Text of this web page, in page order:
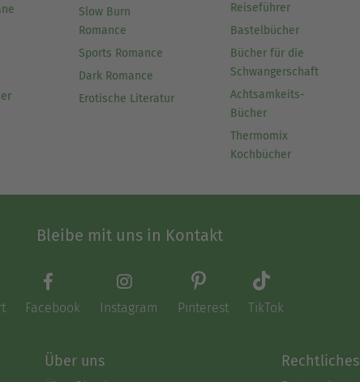
Slow Burn
Romance
Sports Romance
Dark Romance
Erotische Literatur
Reiseführer
Bastelbücher
Bücher für die
Schwangerschaft
Achtsamkeits-
Bücher
Thermomix
Kochbücher
Bleibe mit uns in Kontakt
Facebook Instagram Pinterest TikTok
Über uns Rechtliches